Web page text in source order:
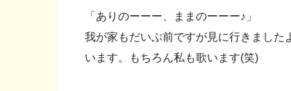
「ありのーーー、ままのーーー♪」
我が家もだいぶ前ですが見に行きました
います。もちろん私も歌います(笑)